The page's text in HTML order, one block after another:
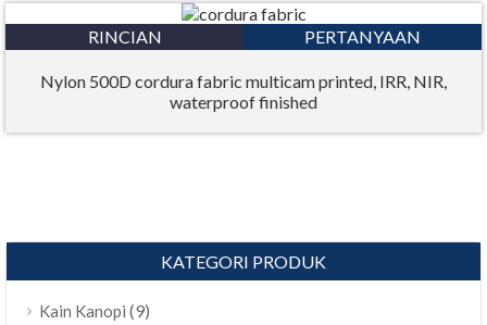
RINCIAN PERTANYAAN
Nylon 500D cordura fabric multicam printed, IRR, NIR,
waterproof finished
KATEGORI PRODUK
Kain Kanopi (9)